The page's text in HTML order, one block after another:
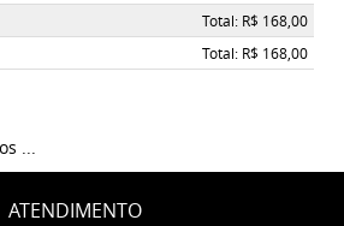
Total: R$ 168,00
Total: R$ 168,00
...
ATENDIMENTO